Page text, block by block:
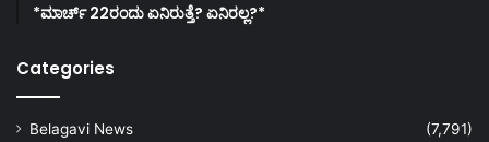
*ಮಾರ್ಚ್ 22ರಂದು ಏನಿರುತ್ತೆ? ಏನಿರಲ್ಲ?*
Categories
Belagavi News
(7,791)